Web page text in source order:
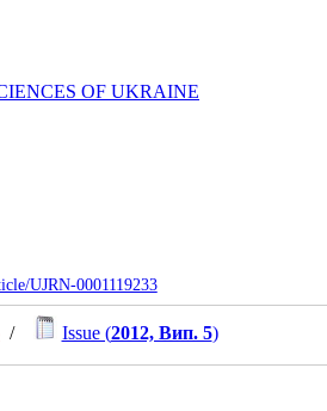
OF UKRAINE
UJRN-0001119233
/ Issue (2012, Вип. 5)